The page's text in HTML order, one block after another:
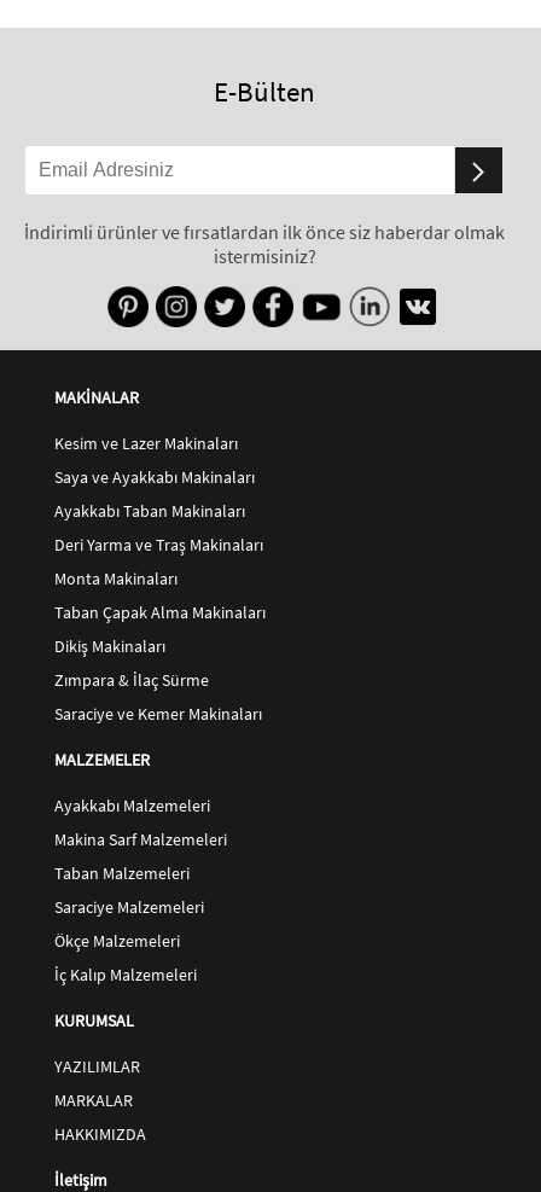
E-Bülten
İndirimli ürünler ve fırsatlardan ilk önce siz haberdar olmak
istermisiniz?
MAKİNALAR
Kesim ve Lazer Makinaları
Saya ve Ayakkabı Makinaları
Ayakkabı Taban Makinaları
Deri Yarma ve Traş Makinaları
Monta Makinaları
Taban Çapak Alma Makinaları
Dikiş Makinaları
Zımpara & İlaç Sürme
Saraciye ve Kemer Makinaları
MALZEMELER
Ayakkabı Malzemeleri
Makina Sarf Malzemeleri
Taban Malzemeleri
Saraciye Malzemeleri
Ökçe Malzemeleri
İç Kalıp Malzemeleri
KURUMSAL
YAZILIMLAR
MARKALAR
HAKKIMIZDA
İletişim